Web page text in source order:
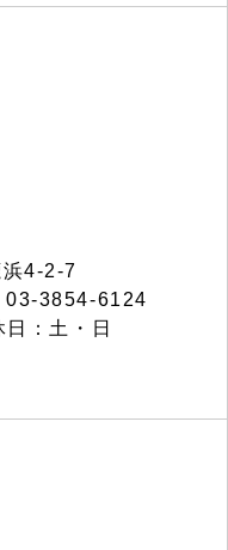
4-2-7
3854-6124
：土・日